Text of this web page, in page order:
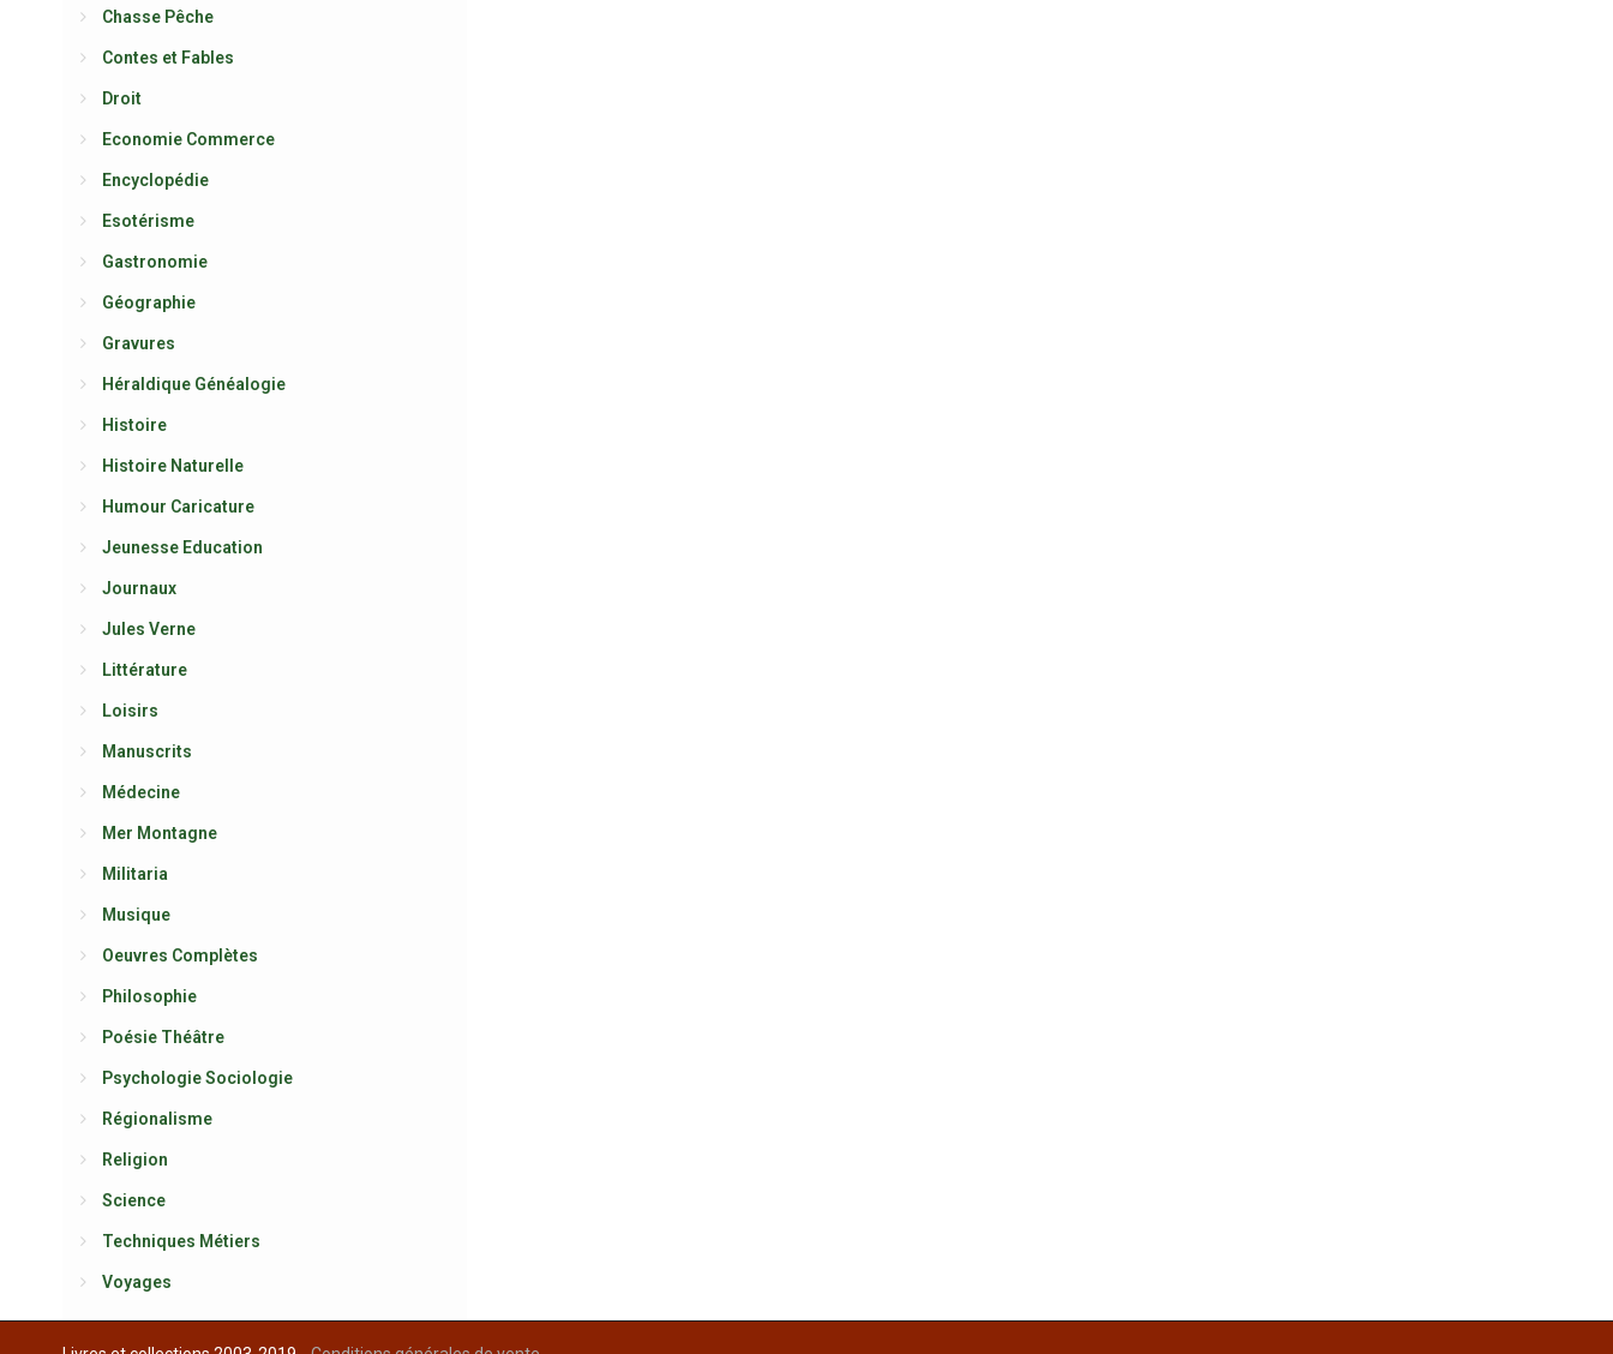
Chasse Pêche
Contes et Fables
Droit
Economie Commerce
Encyclopédie
Esotérisme
Gastronomie
Géographie
Gravures
Héraldique Généalogie
Histoire
Histoire Naturelle
Humour Caricature
Jeunesse Education
Journaux
Jules Verne
Littérature
Loisirs
Manuscrits
Médecine
Mer Montagne
Militaria
Musique
Oeuvres Complètes
Philosophie
Poésie Théâtre
Psychologie Sociologie
Régionalisme
Religion
Science
Techniques Métiers
Voyages